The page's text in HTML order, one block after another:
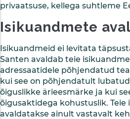
privaatsuse, kellega suhtleme
Isikuandmete
Isikuandmeid ei levitata
Santen avaldab teie
adressaatidele põhjendatud
kui see on põhjendatult
õiguslikke ärieesmärke ja kui
õigusaktidega kohustuslik. Teie
avaldatakse ainult vastavalt